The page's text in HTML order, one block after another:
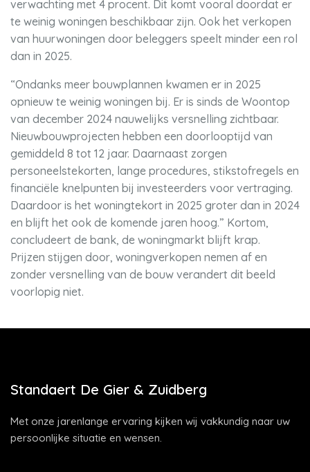
verwachting met 4 procent. Dit komt vooral doordat er
te weinig woningen beschikbaar zijn. Ook het verkopen
van huurwoningen door beleggers speelt minder een rol
dan in 2025.
“Ondanks meer bouwplannen kwamen er in 2025
opnieuw te weinig woningen bij. Er is sinds de Woontop
van december 2024 nauwelijks versnelling zichtbaar.
Nieuwbouwprojecten hebben een doorlooptijd van
gemiddeld 8 tot 12 jaar. Daarnaast zorgen
personeelstekorten, lange procedures, stikstofregels en
financiële knelpunten bij investeerders voor vertraging.
Daardoor is het woningtekort in 2025 groter dan in 2024
en blijft het ook de komende jaren hoog.” Kortom,
concludeert de bank, de woningmarkt blijft krap.
Prijzen stijgen door, woningverkopen nemen af en
zonder versnelling van de bouw verandert dit beeld
voorlopig niet.
Standaert De Gier & Zuidberg
Met onze jarenlange ervaring kijken wij vakkundig naar uw
persoonlijke situatie en wensen.